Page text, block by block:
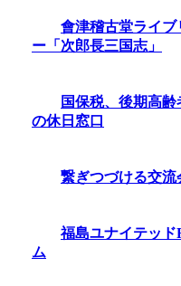
會津稽古堂ライブ
ー「次郎長三国志」
国保税、後期高
の休日窓口
繋ぎつづける交流
福島ユナイテッ
ム